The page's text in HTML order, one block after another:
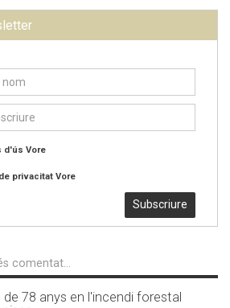
d'ús Vore
privacitat Vore
Subscriure
comentat...
78 anys en l'incendi forestal